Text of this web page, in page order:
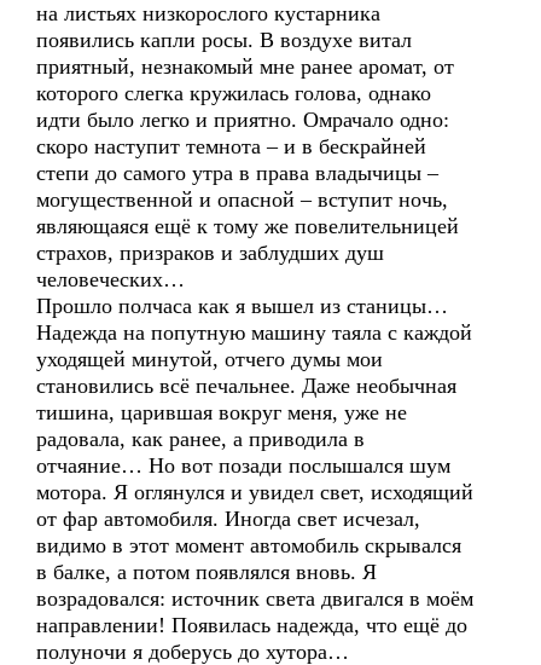
на листьях низкорослого кустарника
появились капли росы. В воздухе витал
приятный, незнакомый мне ранее аромат, от
которого слегка кружилась голова, однако
идти было легко и приятно. Омрачало одно:
скоро наступит темнота – и в бескрайней
степи до самого утра в права владычицы –
могущественной и опасной – вступит ночь,
являющаяся ещё к тому же повелительницей
страхов, призраков и заблудших душ
человеческих…
Прошло полчаса как я вышел из станицы…
Надежда на попутную машину таяла с каждой
уходящей минутой, отчего думы мои
становились всё печальнее. Даже необычная
тишина, царившая вокруг меня, уже не
радовала, как ранее, а приводила в
отчаяние… Но вот позади послышался шум
мотора. Я оглянулся и увидел свет, исходящий
от фар автомобиля. Иногда свет исчезал,
видимо в этот момент автомобиль скрывался
в балке, а потом появлялся вновь. Я
возрадовался: источник света двигался в моём
направлении! Появилась надежда, что ещё до
полуночи я доберусь до хутора…